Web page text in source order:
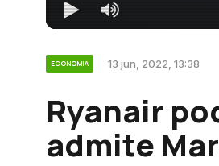
ECONOMIA 13 jun, 2022, 13:38
Ryanair
admite